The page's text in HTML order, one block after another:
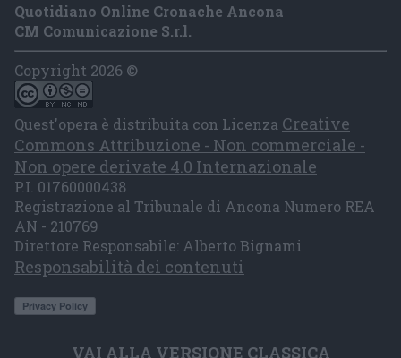
Quotidiano Online Cronache Ancona
CM Comunicazione S.r.l.
Copyright 2026 ©
Quest'opera è distribuita con Licenza Creative
Commons Attribuzione - Non commerciale -
Non opere derivate 4.0 Internazionale
P.I. 01760000438
Registrazione al Tribunale di Ancona Numero REA
AN - 210769
Direttore Responsabile: Alberto Bignami
Responsabilità dei contenuti
VAI ALLA VERSIONE CLASSICA